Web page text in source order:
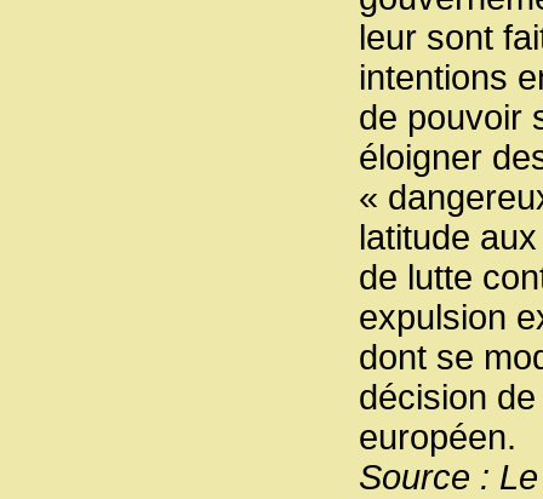
leur sont
intentions
de pouvoir
éloigner
«
latitude
de lutte
expulsion
dont se
décision
européen.
Source :